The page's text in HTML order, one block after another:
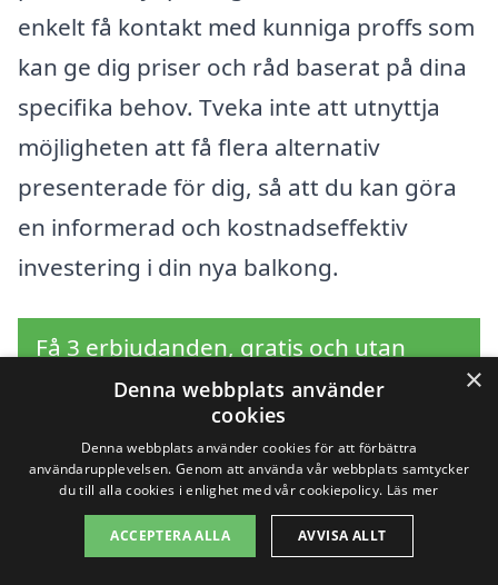
enkelt få kontakt med kunniga proffs som
kan ge dig priser och råd baserat på dina
specifika behov. Tveka inte att utnyttja
möjligheten att få flera alternativ
presenterade för dig, så att du kan göra
en informerad och kostnadseffektiv
investering i din nya balkong.
Få 3 erbjudanden, gratis och utan
förpliktelser
Sök efter en
professionell för
×
Denna webbplats använder
cookies
Denna webbplats använder cookies för att förbättra
användarupplevelsen. Genom att använda vår webbplats samtycker
du till alla cookies i enlighet med vår cookiepolicy. Läs mer
ACCEPTERA ALLA AVVISA ALLT